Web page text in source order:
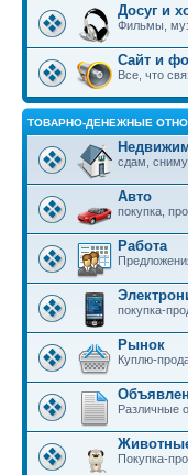
Досуг и
Фильмы,
Сайт и
Все, что
ТОВАРНО-ДЕНЕЖНЫЕ
сдам,
Авто
покупка,
Работа
покупка-
Рынок
Куплю-
Различные
Покупка-